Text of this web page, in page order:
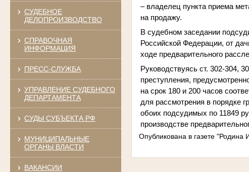
СУДЕБНОЕ
ДЕЛОПРОИЗВОДСТВО
СПРАВОЧНАЯ
ИНФОРМАЦИЯ
ПРЕСС-СЛУЖБА
УПРАВЛЕНИЕ СУДЕБНОГО
ДЕПАРТАМЕНТА
СУДЫ СУБЪЕКТА РФ
МУНИЦИПАЛЬНЫЕ
ОРГАНЫ ВЛАСТИ
ВАКАНСИИ
– владелец пункта приема
на продажу.
В судебном заседании
Российской Федерации, от
ходе предварительного
Руководствуясь ст. 302-304,
преступления,
на срок 180 и 200 часов
для рассмотрения в порядке
обоих подсудимых по 11849
производстве
Опубликована в газете